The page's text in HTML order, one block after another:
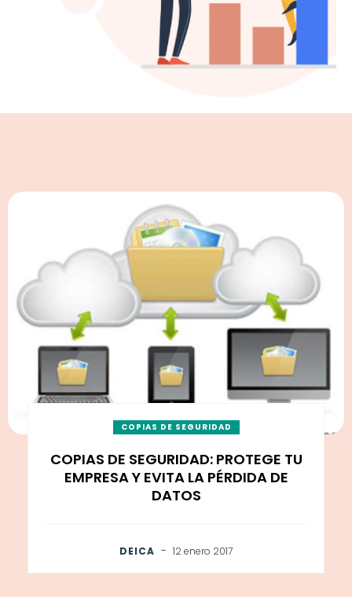
COPIAS DE SEGURIDAD
COPIAS DE SEGURIDAD: PROTEGE TU
EMPRESA Y EVITA LA PÉRDIDA DE
DATOS
DEICA - 12 enero 2017